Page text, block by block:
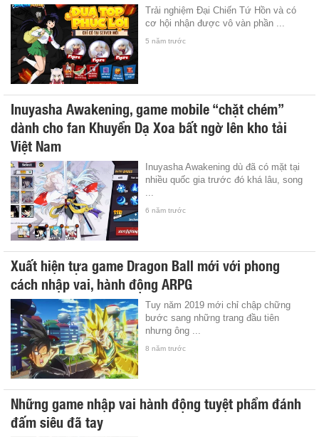
Trải nghiệm Đại Chiến Tứ Hồn và có
cơ hội nhận được vô vàn phần ...
5 năm trước
Inuyasha Awakening, game mobile “chặt chém”
dành cho fan Khuyển Dạ Xoa bất ngờ lên kho tải
Việt Nam
Inuyasha Awakening dù đã có mặt tại
nhiều quốc gia trước đó khá lâu, song
6 năm trước
Xuất hiện tựa game Dragon Ball mới với phong
cách nhập vai, hành động ARPG
Tuy năm 2019 mới chỉ chập chững
bước sang những trang đầu tiên
nhưng ông ...
8 năm trước
Những game nhập vai hành động tuyệt phẩm đánh
đấm siêu đã tay